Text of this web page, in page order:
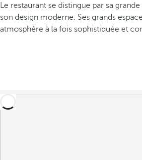
Le restaurant se distingue par sa
son design moderne. Ses grands
atmosphère à la fois sophistiquée et